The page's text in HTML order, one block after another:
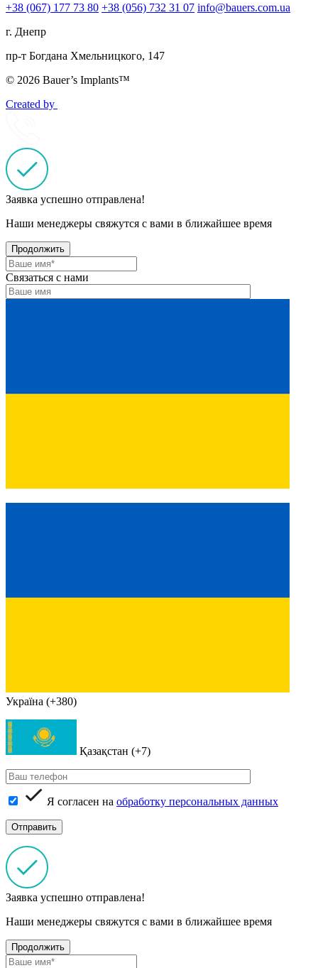
+38 (067) 177 73 80 +38 (056) 732 31 07 info@bauers.com.ua
г. Днепр
пр-т Богдана Хмельницкого, 147
© 2026 Bauer’s Implants™
Created by
Заявка успешно отправлена!
Наши менеджеры свяжутся с вами в ближайшее время
Продолжить
Связаться с нами
Україна (+380)
Қазақстан (+7)
Я согласен на обработку персональных данных
Заявка успешно отправлена!
Наши менеджеры свяжутся с вами в ближайшее время
Продолжить